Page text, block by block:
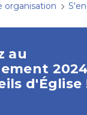
organisation
au
d'Église